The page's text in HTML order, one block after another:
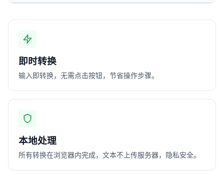
即时转换
输入即转换，无需点击按钮，节省操作步骤。
本地处理
所有转换在浏览器内完成，文本不上传服务器，隐私安全。